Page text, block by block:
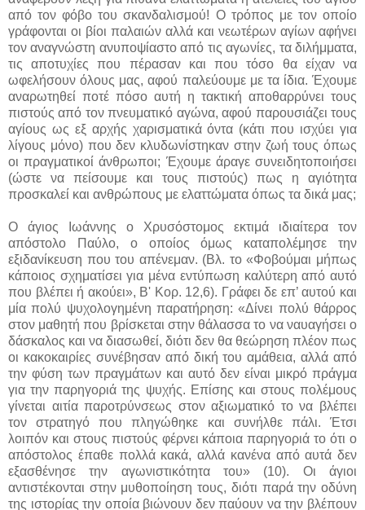
από τον φόβο του σκανδαλισμού! Ο τρόπος με τον οποίο
γράφονται οι βίοι παλαιών αλλά και νεωτέρων αγίων αφήνει
τον αναγνώστη ανυποψίαστο από τις αγωνίες, τα διλήμματα,
τις αποτυχίες που πέρασαν και που τόσο θα είχαν να
ωφελήσουν όλους μας, αφού παλεύουμε με τα ίδια. Έχουμε
αναρωτηθεί ποτέ πόσο αυτή η τακτική αποθαρρύνει τους
πιστούς από τον πνευματικό αγώνα, αφού παρουσιάζει τους
αγίους ως εξ αρχής χαρισματικά όντα (κάτι που ισχύει για
λίγους μόνο) που δεν κλυδωνίστηκαν στην ζωή τους όπως
οι πραγματικοί άνθρωποι; Έχουμε άραγε συνειδητοποιήσει
(ώστε να πείσουμε και τους πιστούς) πως η αγιότητα
προσκαλεί και ανθρώπους με ελαττώματα όπως τα δικά μας;
Ο άγιος Ιωάννης ο Χρυσόστομος εκτιμά ιδιαίτερα τον
απόστολο Παύλο, ο οποίος όμως καταπολέμησε την
εξιδανίκευση που του απένεμαν. (Βλ. το «Φοβούμαι μήπως
κάποιος σχηματίσει για μένα εντύπωση καλύτερη από αυτό
που βλέπει ή ακούει», Β' Κορ. 12,6). Γράφει δε επ’ αυτού και
μία πολύ ψυχολογημένη παρατήρηση: «Δίνει πολύ θάρρος
στον μαθητή που βρίσκεται στην θάλασσα το να ναυαγήσει ο
δάσκαλος και να διασωθεί, διότι δεν θα θεώρηση πλέον πως
οι κακοκαιρίες συνέβησαν από δική του αμάθεια, αλλά από
την φύση των πραγμάτων και αυτό δεν είναι μικρό πράγμα
για την παρηγοριά της ψυχής. Επίσης και στους πολέμους
γίνεται αιτία παροτρύνσεως στον αξιωματικό το να βλέπει
τον στρατηγό που πληγώθηκε και συνήλθε πάλι. Έτσι
λοιπόν και στους πιστούς φέρνει κάποια παρηγοριά το ότι ο
απόστολος έπαθε πολλά κακά, αλλά κανένα από αυτά δεν
εξασθένησε την αγωνιστικότητα του» (10). Οι άγιοι
αντιστέκονται στην μυθοποίηση τους, διότι παρά την οδύνη
της ιστορίας την οποία βιώνουν δεν παύουν να την βλέπουν